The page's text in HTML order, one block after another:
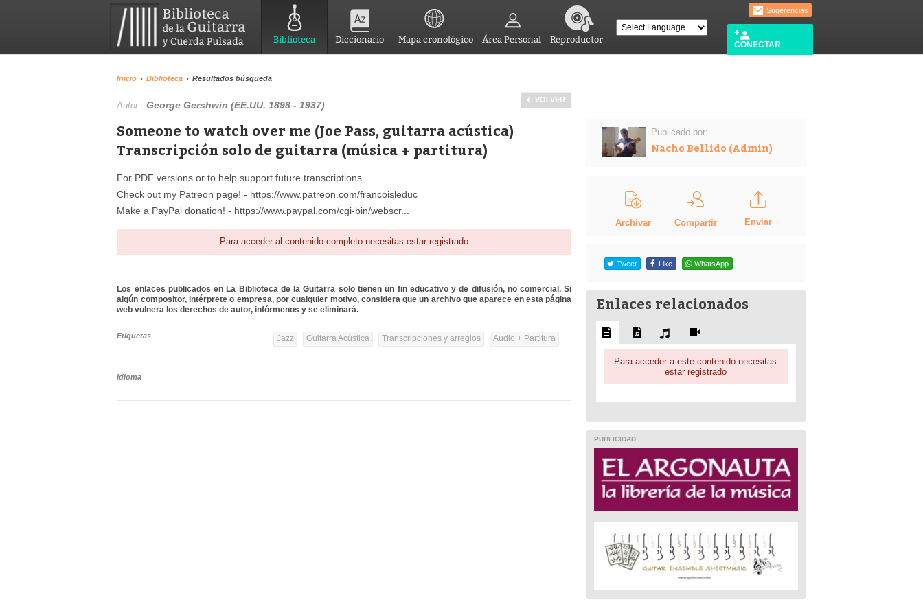
Biblioteca Diccionario Mapa cronológico Área Personal Reproductor
Sugerencias
CONECTAR
Inicio › Biblioteca › Resultados búsqueda
VOLVER
Autor:George Gershwin (EE.UU. 1898 - 1937)
Someone to watch over me (Joe Pass, guitarra acústica)
Transcripción solo de guitarra (música + partitura)
For PDF versions or to help support future transcriptions
Check out my Patreon page! - https://www.patreon.com/francoisleduc
Make a PayPal donation! - https://www.paypal.com/cgi-bin/webscr...
Para acceder al contenido completo necesitas estar registrado
Los enlaces publicados en La Biblioteca de la Guitarra solo tienen un fin educativo y de difusión, no comercial. Si
algún compositor, intérprete o empresa, por cualquier motivo, considera que un archivo que aparece en esta página
web vulnera los derechos de autor, infórmenos y se eliminará.
Etiquetas Jazz Guitarra Acústica Transcripciones y arreglos Audio + Partitura
Idioma
Publicado por:
Nacho Bellido (Admin)
Archivar Compartir Enviar
Tweet Like WhatsApp
Enlaces relacionados
Para acceder a este contenido necesitas
estar registrado
PUBLICIDAD